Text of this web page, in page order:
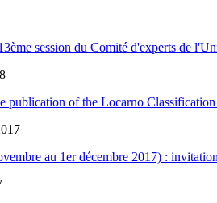
session du Comité d'experts de
publication of the Locarno
au 1er décembre 2017) :